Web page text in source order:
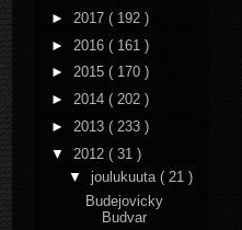
► 2017 ( 192 )
► 2016 ( 161 )
► 2015 ( 170 )
► 2014 ( 202 )
► 2013 ( 233 )
▼ 2012 ( 31 )
▼ joulukuuta ( 21 )
Budejovicky
Budvar